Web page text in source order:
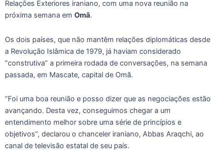
Relações Exteriores iraniano, com uma nova reunião na
próxima semana em Omã.
Os dois países, que não mantêm relações diplomáticas desde
a Revolução Islâmica de 1979, já haviam considerado
“construtiva” a primeira rodada de conversações, na semana
passada, em Mascate, capital de Omã.
“Foi uma boa reunião e posso dizer que as negociações estão
avançando. Desta vez, conseguimos chegar a um
entendimento melhor sobre uma série de princípios e
objetivos”, declarou o chanceler iraniano, Abbas Araqchi, ao
canal de televisão estatal de seu país.